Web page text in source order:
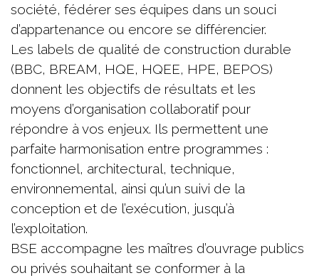
société, fédérer ses équipes dans un souci
d’appartenance ou encore se différencier.
Les labels de qualité de construction durable
(BBC, BREAM, HQE, HQEE, HPE, BEPOS)
donnent les objectifs de résultats et les
moyens d’organisation collaboratif pour
répondre à vos enjeux. Ils permettent une
parfaite harmonisation entre programmes :
fonctionnel, architectural, technique,
environnemental, ainsi qu’un suivi de la
conception et de l’exécution, jusqu’à
l’exploitation.
BSE accompagne les maîtres d’ouvrage publics
ou privés souhaitant se conformer à la